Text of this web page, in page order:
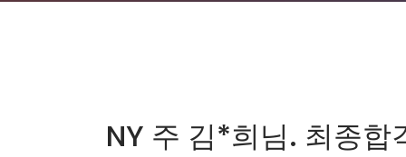
NY 주 김*희님. 최종합